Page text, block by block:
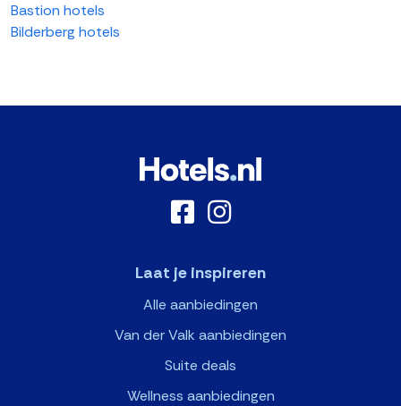
Bastion hotels
Bilderberg hotels
Laat je inspireren
Alle aanbiedingen
Van der Valk aanbiedingen
Suite deals
Wellness aanbiedingen